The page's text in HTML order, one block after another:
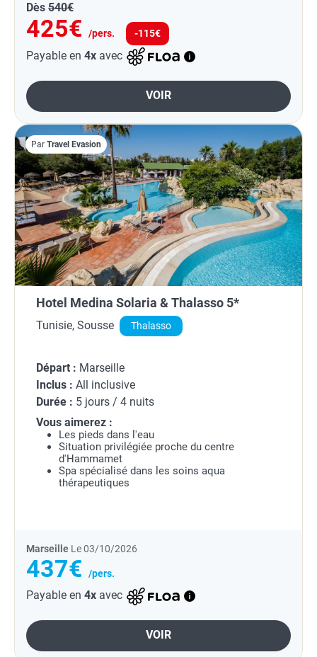
Dès 540€
425€ /pers. -115€
Payable en 4x avec
VOIR
Par Travel Evasion
Hotel Medina Solaria & Thalasso 5*
Tunisie, Sousse Thalasso
Départ : Marseille
Inclus : All inclusive
Durée : 5 jours / 4 nuits
Vous aimerez :
Les pieds dans l'eau
Situation privilégiée proche du centre
d'Hammamet
Spa spécialisé dans les soins aqua
thérapeutiques
Marseille Le 03/10/2026
437€ /pers.
Payable en 4x avec
VOIR